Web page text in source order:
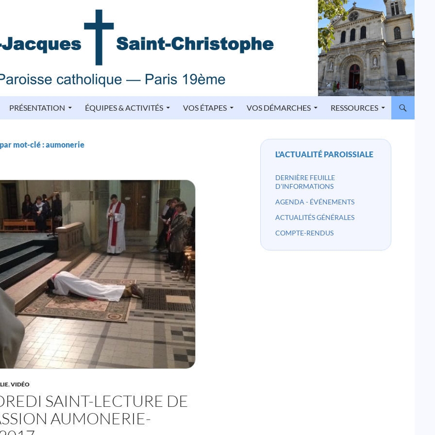
PRÉSENTATION ÉQUIPES & ACTIVITÉS VOS ÉTAPES VOS DÉMARCHES RESSOURCES
mot-clé : aumonerie
,VIDÉO
SAINT-LECTURE DE
AUMONERIE-
L'ACTUALITÉ PAROISSIALE
DERNIÈRE FEUILLE
D'INFORMATIONS
AGENDA - ÉVÉNEMENTS
ACTUALITÉS GÉNÉRALES
COMPTE-RENDUS